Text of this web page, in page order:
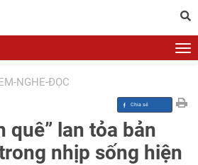
NGHE-ĐỌC
quê” lan tỏa bản
nhịp sống hiện